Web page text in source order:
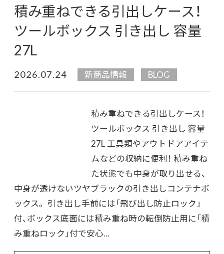
積み重ねできる引出しケース！
ツールボックス 引き出し 容量
27L
2026.07.24 新商品情報 BLOG
積み重ねできる引出しケース！
ツールボックス 引き出し 容量
27L 工具類やアウトドアアイテ
ムなどの収納に便利！ 積み重ね
た状態でも中身が取り出せる、
中身が透けないツヤブラックの引き出しコンテナボ
ックス。 引き出し手前には「飛び出し防止ロック」
付、ボックス底面には積み重ね時の転倒防止用に「積
み重ねロック」付で安心...